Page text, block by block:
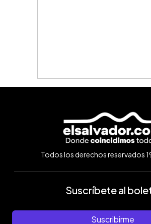
Todos los derechos reservados
Suscríbete al
Suscribirme